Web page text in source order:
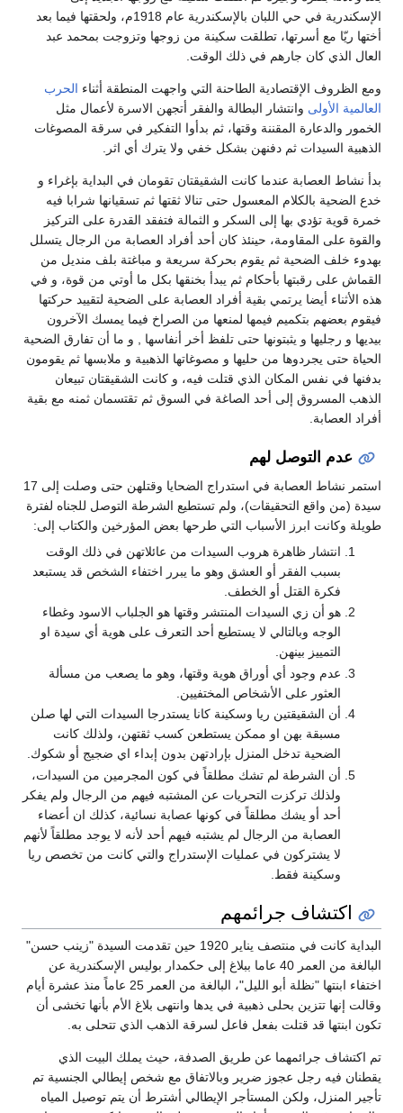
الإسكندرية في حي اللبان بالإسكندرية عام 1918م، ولحقتها فيما بعد
أختها ريّا مع أسرتها، تطلقت سكينة من زوجها وتزوجت بمحمد عبد
العال الذي كان جارهم في ذلك الوقت.
ومع الظروف الإقتصادية الطاحنة التي واجهت المنطقة أثناء الحرب
العالمية الأولى وانتشار البطالة والفقر أتجهن الاسرة لأعمال مثل
الخمور والدعارة المقننة وقتها، ثم بدأوا التفكير في سرقة المصوغات
الذهبية السيدات ثم دفنهن بشكل خفي ولا يترك أي اثر.
بدأ نشاط العصابة عندما كانت الشقيقتان تقومان في البداية بإغراء و
خدع الضحية بالكلام المعسول حتى تنالا ثقتها ثم تسقيانها شرابا فيه
خمرة قوية تؤدي بها إلى السكر و الثمالة فتفقد القدرة على التركيز
والقوة على المقاومة، حينئذ كان أحد أفراد العصابة من الرجال يتسلل
بهدوء خلف الضحية ثم يقوم بحركة سريعة و مباغتة بلف منديل من
القماش على رقبتها بأحكام ثم يبدأ بخنقها بكل ما أوتي من قوة، و في
هذه الأثناء أيضا يرتمي بقية أفراد العصابة على الضحية لتقييد حركتها
فيقوم بعضهم بتكميم فيمها لمنعها من الصراخ فيما يمسك الآخرون
بيديها و رجليها و يثبتونها حتى تلفظ أخر أنفاسها , و ما أن تفارق الضحية
الحياة حتى يجردوها من حليها و مصوغاتها الذهبية و ملابسها ثم يقومون
بدفنها في نفس المكان الذي قتلت فيه، و كانت الشقيقتان تبيعان
الذهب المسروق إلى أحد الصاغة في السوق ثم تقتسمان ثمنه مع بقية
أفراد العصابة.
عدم التوصل لهم
استمر نشاط العصابة في استدراج الضحايا وقتلهن حتى وصلت إلى 17
سيدة (من واقع التحقيقات)، ولم تستطيع الشرطة التوصل للجناه لفترة
طويلة وكانت ابرز الأسباب التي طرحها بعض المؤرخين والكتاب إلى:
انتشار ظاهرة هروب السيدات من عائلاتهن في ذلك الوقت
بسبب الفقر أو العشق وهو ما يبرر اختفاء الشخص قد يستبعد
فكرة القتل أو الخطف.
هو أن زي السيدات المنتشر وقتها هو الجلباب الاسود وغطاء
الوجه وبالتالي لا يستطيع أحد التعرف على هوية أي سيدة او
التمييز بينهن.
عدم وجود أي أوراق هوية وقتها، وهو ما يصعب من مسألة
العثور على الأشخاص المختفيين.
أن الشقيقتين ريا وسكينة كانا يستدرجا السيدات التي لها صلن
مسبقة بهن او ممكن يستطعن كسب ثقتهن، ولذلك كانت
الضحية تدخل المنزل بإرادتهن بدون إبداء اي ضجيج أو شكوك.
أن الشرطة لم تشك مطلقاً في كون المجرمين من السيدات،
ولذلك تركزت التحريات عن المشتبه فيهم من الرجال ولم يفكر
أحد أو يشك مطلقاً في كونها عصابة نسائية، كذلك ان أعضاء
العصابة من الرجال لم يشتبه فيهم أحد لأنه لا يوجد مطلقاً لأنهم
لا يشتركون في عمليات الإستدراج والتي كانت من تخصص ريا
وسكينة فقط.
اكتشاف جرائمهم
البداية كانت في منتصف يناير 1920 حين تقدمت السيدة "زينب حسن"
البالغة من العمر 40 عاما ببلاغ إلى حكمدار بوليس الإسكندرية عن
اختفاء ابنتها "نظلة أبو الليل"، البالغة من العمر 25 عاماً منذ عشرة أيام
وقالت إنها تتزين بحلى ذهبية في يدها وانتهى بلاغ الأم بأنها تخشى أن
تكون ابنتها قد قتلت بفعل فاعل لسرقة الذهب الذي تتحلى به.
تم اكتشاف جرائمهما عن طريق الصدفة، حيث يملك البيت الذي
يقطنان فيه رجل عجوز ضرير وبالاتفاق مع شخص إيطالي الجنسية تم
تأجير المنزل، ولكن المستأجر الإيطالي أشترط أن يتم توصيل المياه